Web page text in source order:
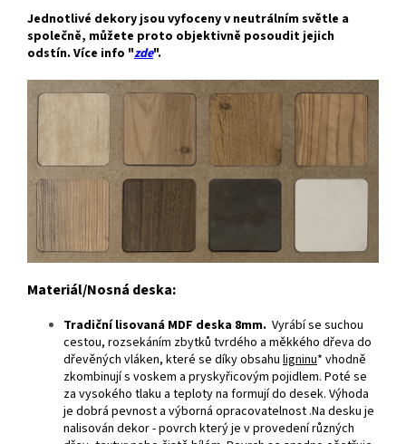
Jednotlivé dekory jsou vyfoceny v neutrálním světle a
společně, můžete proto objektivně posoudit jejich
odstín. Více info "zde".
Materiál/Nosná deska:
Tradiční lisovaná MDF deska 8mm. Vyrábí se suchou
cestou, rozsekáním zbytků tvrdého a měkkého dřeva do
dřevěných vláken, které se díky obsahu ligninu* vhodně
zkombinují s voskem a pryskyřicovým pojidlem. Poté se
za vysokého tlaku a teploty na formují do desek. Výhoda
je dobrá pevnost a výborná opracovatelnost .Na desku je
nalisován dekor - povrch který je v provedení různých